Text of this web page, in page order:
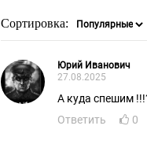
Сортировка:
Юрий Иванович
27.08.2025
А куда спешим
Ответить
0